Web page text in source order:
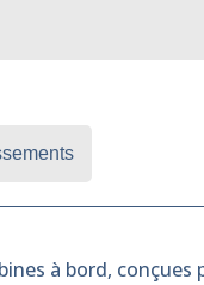
à bord,